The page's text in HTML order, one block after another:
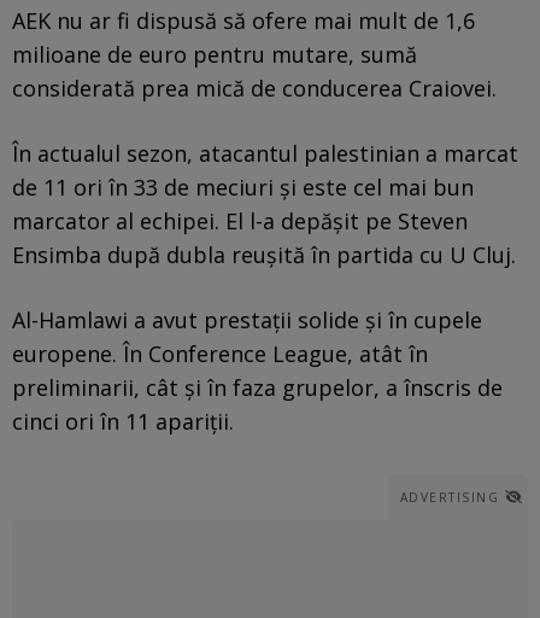
AEK nu ar fi dispusă să ofere mai mult de 1,6
milioane de euro pentru mutare, sumă
considerată prea mică de conducerea Craiovei.
În actualul sezon, atacantul palestinian a marcat
de 11 ori în 33 de meciuri și este cel mai bun
marcator al echipei. El l-a depășit pe Steven
Ensimba după dubla reușită în partida cu U Cluj.
Al-Hamlawi a avut prestații solide și în cupele
europene. În Conference League, atât în
preliminarii, cât și în faza grupelor, a înscris de
cinci ori în 11 apariții.
ADVERTISING